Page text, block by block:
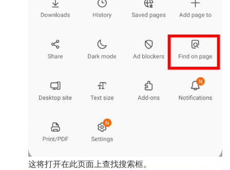
这将打开在此页面上查找搜索框。